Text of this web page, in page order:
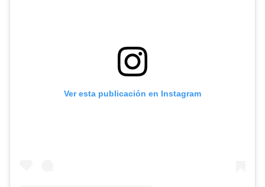
Ver esta publicación en Instagram